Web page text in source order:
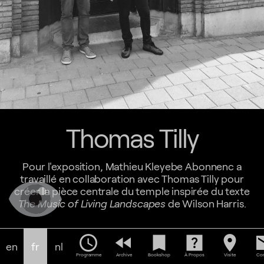
Thomas Tilly
Pour l'exposition, Mathieu Kleyebe Abonnenc a
travaillé en collaboration avec Thomas Tilly pour
créer la pièce centrale du temple inspirée du texte
The Music of Living Landscapesde Wilson Harris.
Biographie
Thomas Tilly est un musicien qui utilise le
en fr nl schedule
Programme
fast_rewind
Archive
bookmark
Bookshop
help_center
À Propos
location_on
Visite